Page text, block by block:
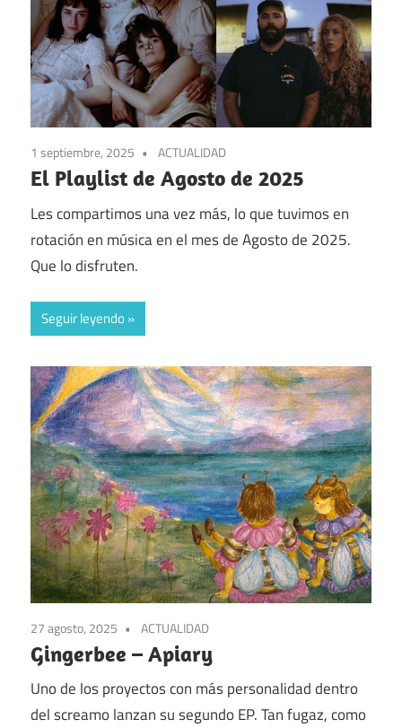
1 septiembre, 2025 ACTUALIDAD
El Playlist de Agosto de 2025
Les compartimos una vez más, lo que tuvimos en
rotación en música en el mes de Agosto de 2025.
Que lo disfruten.
Seguir leyendo
27 agosto, 2025 ACTUALIDAD
Gingerbee – Apiary
Uno de los proyectos con más personalidad dentro
del screamo lanzan su segundo EP. Tan fugaz, como